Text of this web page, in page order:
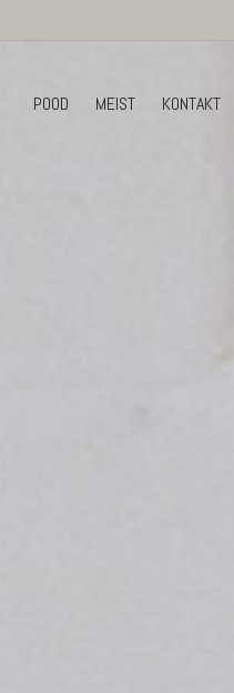
POOD MEIST KONTAKT